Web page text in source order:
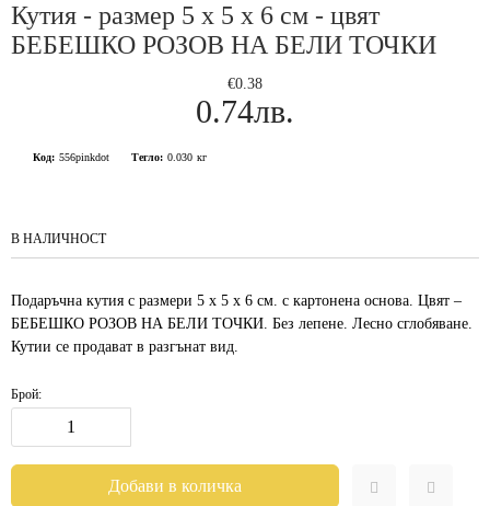
Кутия - размер 5 х 5 х 6 см - цвят
БЕБЕШКО РОЗОВ НА БЕЛИ ТОЧКИ
€0.38
0.74лв.
Код: 556pinkdot Тегло: 0.030 кг
В НАЛИЧНОСТ
Подаръчна кутия с размери 5 х 5 х 6 см. с картонена основа. Цвят –
БЕБЕШКО РОЗОВ НА БЕЛИ ТОЧКИ. Без лепене. Лесно сглобяване.
Кутии се продават в разгънат вид.
Брой: